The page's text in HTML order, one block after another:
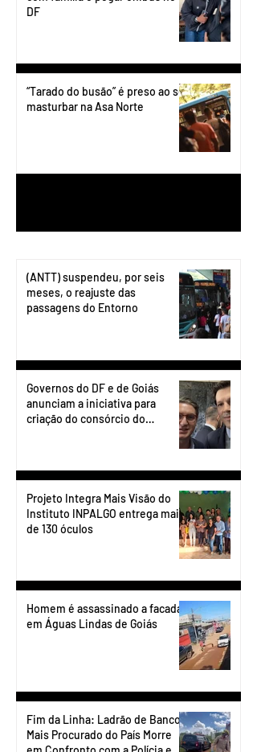
DF
“Tarado do busão” é preso ao se
masturbar na Asa Norte
(ANTT) suspendeu, por seis
meses, o reajuste das
passagens do Entorno
Governos do DF e de Goiás
anunciam a iniciativa para
criação do consórcio do
Projeto Integra Mais Visão do
Instituto INPALGO entrega mais
de 130 óculos
Homem é assassinado a facadas
em Águas Lindas de Goiás
Fim da Linha: Ladrão de Banco
Mais Procurado do País Morre